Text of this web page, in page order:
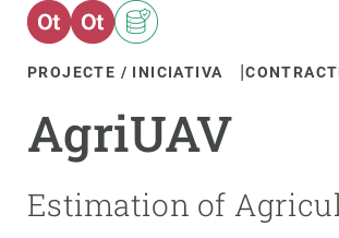
d'ariadna
PROJECTE / INICIATIVA
AgriUAV
Estimation of
Featured
responsive
INTRANET
menu
SOBRE NOSALTRES
Organització institucional
La nostra gent